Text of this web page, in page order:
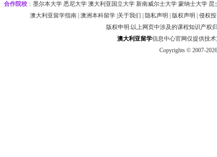
合作院校 ： 墨尔本大学‌ 悉尼大学 澳大利亚国立大学 ‌新南威尔士大学 ‌蒙纳士大学 昆
澳大利亚留学指南 澳洲本科留学 关于我们 隐私声明 版权声明
侵权
版权申明:以上网页中涉及的课程知识产权
澳大利亚留学信息中心官网仅提供技术
Copyrights © 2007-